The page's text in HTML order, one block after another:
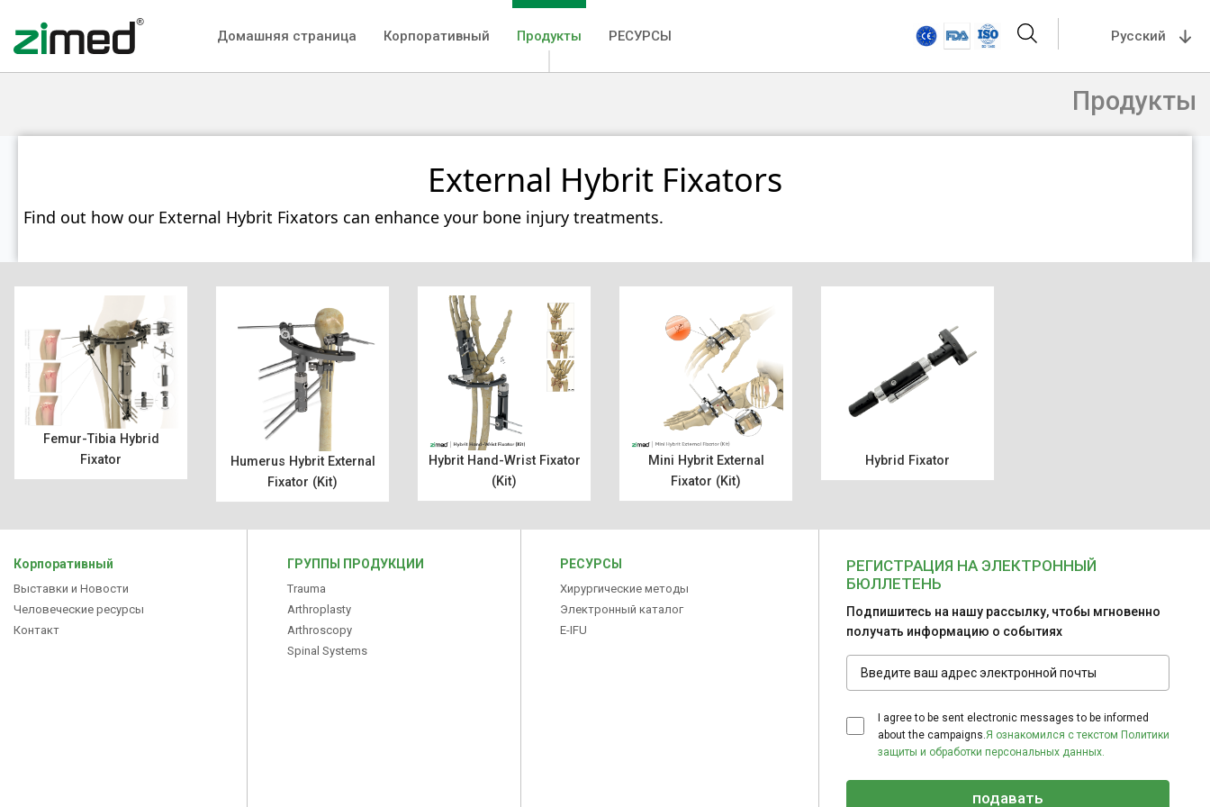
Домашняя страница Корпоративный Продукты РЕСУРСЫ Русский
Продукты
External Hybrit Fixators
Find out how our External Hybrit Fixators can enhance your bone injury treatments.
Femur-Tibia Hybrid
Fixator
Humerus Hybrit External
Fixator (Kit)
Hybrit Hand-Wrist Fixator
(Kit)
Mini Hybrit External
Fixator (Kit)
Hybrid Fixator
Корпоративный
Выставки и Новости
Человеческие ресурсы
Контакт
ГРУППЫ ПРОДУКЦИИ
Trauma
Arthroplasty
Arthroscopy
Spinal Systems
РЕСУРСЫ
Хирургические методы
Электронный каталог
E-IFU
РЕГИСТРАЦИЯ НА ЭЛЕКТРОННЫЙ
БЮЛЛЕТЕНЬ
Подпишитесь на нашу рассылку, чтобы мгновенно
получать информацию о событиях
I agree to be sent electronic messages to be informed
about the campaigns.Я ознакомился с текстом Политики
защиты и обработки персональных данных.
подавать